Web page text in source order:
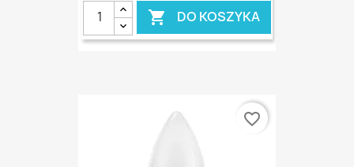
 DO KOSZYKA
favorite_border